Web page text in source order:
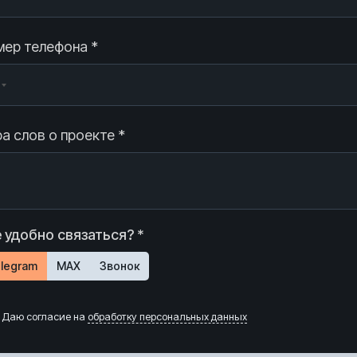
телефона *
слов о проекте *
удобно связаться? *
MAX Звонок
Даю согласие на обработку персональных данных